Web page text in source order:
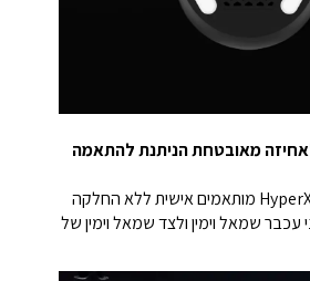
מאובטחת הניתנת להתאמה
4 חלקים של אחיזת HyperX מותאמים אישית ללא החלקה
עכבר שמאל וימין ולצד שמאל וימין של